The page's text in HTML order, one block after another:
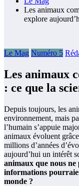
Les animaux
explore
Le Mag Numéro 5
Les animaux
: ce que la
Depuis toujours, les
environnement, mais
l’humain s’appuie
animaux évoluent
millions d’années
aujourd’hui un intérêt
animaux que nous ne
informations
monde ?